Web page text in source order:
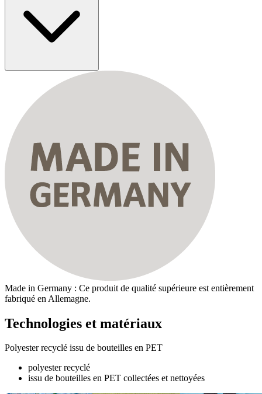
Made in Germany : Ce produit de qualité supérieure est entièrement
fabriqué en Allemagne.
Technologies et matériaux
Polyester recyclé issu de bouteilles en PET
polyester recyclé
issu de bouteilles en PET collectées et nettoyées